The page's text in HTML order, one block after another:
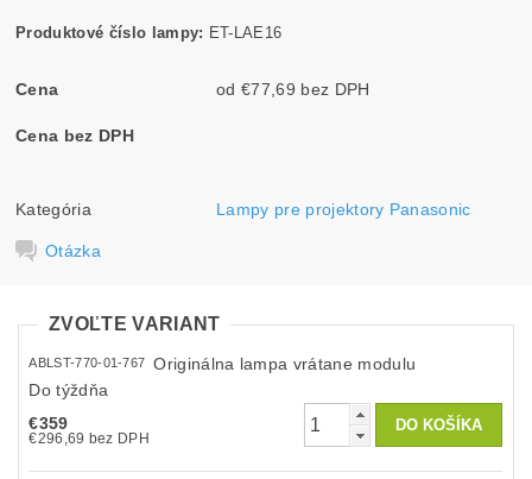
Produktové číslo lampy: ET-LAE16
Cena od €77,69 bez DPH
Cena bez DPH
Kategória Lampy pre projektory Panasonic
Otázka
ZVOĽTE VARIANT
ABLST-770-01-767
Originálna lampa vrátane modulu
Do týždňa
€359
€296,69 bez DPH